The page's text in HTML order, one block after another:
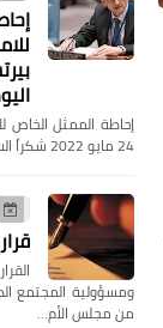
إحاطة الممثل الخاص
24 مايو 2022 شكراً السيدة الرئيسة، أعضاء مجلس الأمن، …
قرار
ومسؤولية المجتمع
من مجلس الأم…